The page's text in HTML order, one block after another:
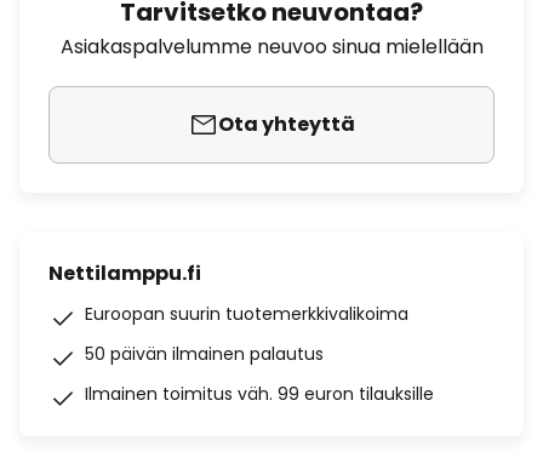
Tarvitsetko neuvontaa?
Asiakaspalvelumme neuvoo sinua mielellään
Ota yhteyttä
Nettilamppu.fi
Euroopan suurin tuotemerkkivalikoima
50 päivän ilmainen palautus
Ilmainen toimitus väh. 99 euron tilauksille